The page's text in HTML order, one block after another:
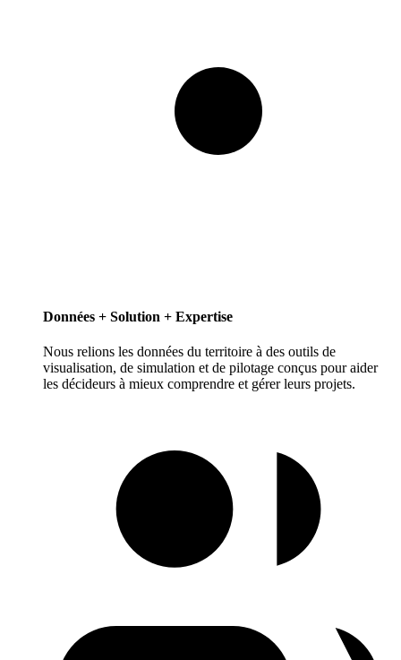
Données + Solution + Expertise
Nous relions les données du territoire à des outils de
visualisation, de simulation et de pilotage conçus pour aider
les décideurs à mieux comprendre et gérer leurs projets.